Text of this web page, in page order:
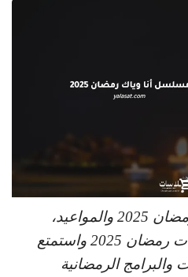
قنوات مسلسل أنا وياك رمضان 2025 والمواعيد،
بالإضافة إلى أبرز مسلسلات رمضان 2025 واستمتع
الرمضانية